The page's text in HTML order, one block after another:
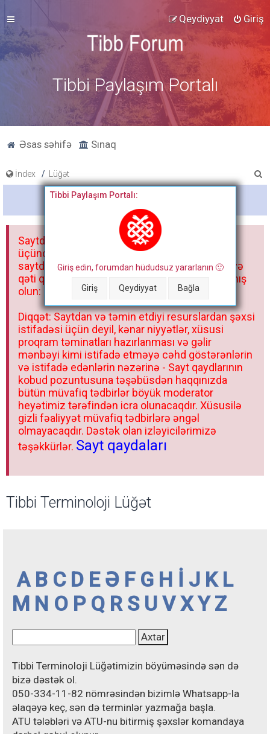
Giriş
Qeydiyyat
Tibbi Paylaşım Portalı
Əsas səhifə Sınaq
İndex Lüğət
a
Bitdi
Tibbi Paylaşım Portalı:
Giriş edin, forumdan hüdudsuz yararlanın 🙂
Giriş Qeydiyyat Bağla
Saytdakı materiallar yalnız fərdi istifadəniz
üçündür. Materialları istisnasız heç bir qrupda,
saytda və sosial şəbəkədə paylaşmaq olmaz və
qəti qadağandır! Forum qaydaları ilə mütləq tanış
olun:
Diqqət: Saytdan və təmin etdiyi resurslardan şəxsi
istifadəsi üçün deyil, kənar niyyətlər, xüsusi
proqram təminatları hazırlanması və gəlir
mənbəyi kimi istifadə etməyə cəhd göstərənlərin
və istifadə edənlərin nəzərinə - Sayt qaydlarının
kobud pozuntusuna təşəbüsdən haqqınızda
bütün müvafiq tədbirlər böyük moderator
heyətimiz tərəfindən icra olunacaqdır. Xüsusilə
gizli fəaliyyət müvafiq tədbirlərə əngəl
olmayacaqdır. Dəstək olan izləyicilərimizə
təşəkkürlər. Sayt qaydaları
Tibbi Terminoloji Lüğət
A B C D E Ə F G H İ J K L
M N O P Q R S U VXYZ
Tibbi Terminoloji Lüğətimizin böyüməsində sən də
bizə dəstək ol.
050-334-11-82 nömrəsindən bizimlə Whatsapp-la
əlaqəyə keç, sən də terminlər yazmağa başla.
ATU tələbləri və ATU-nu bitirmiş şəxslər komandaya